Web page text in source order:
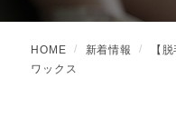
HOME 新着情報
【
ワックス